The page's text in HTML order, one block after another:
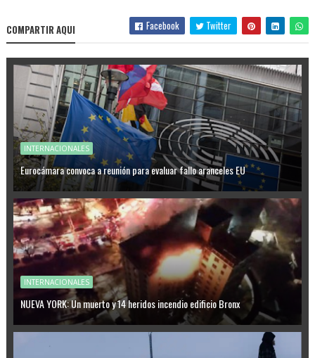
COMPARTIR AQUI Facebook Twitter
INTERNACIONALES
Eurocámara convoca a reunión para evaluar fallo aranceles EU
INTERNACIONALES
NUEVA YORK: Un muerto y 14 heridos incendio edificio Bronx